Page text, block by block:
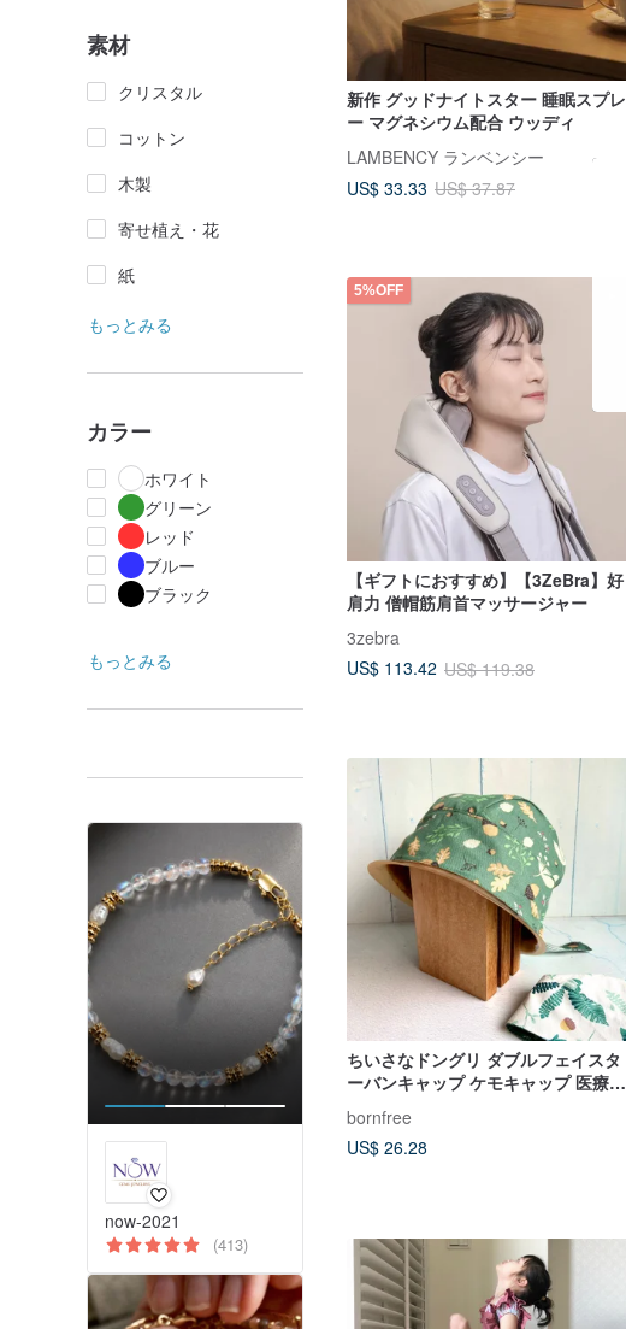
素材
クリスタル
コットン
木製
寄せ植え・花
紙
もっとみる
カラー
ホワイト
グリーン
レッド
ブルー
ブラック
もっとみる
now-2021
(413)
新作 グッドナイトスター 睡眠スプレ
ー マグネシウム配合 ウッディ
LAMBENCY ランベンシー
US$ 33.33 US$ 37.87
5%OFF
【ギフトにおすすめ】【3ZeBra】好
肩力 僧帽筋肩首マッサージャー
3zebra
US$ 113.42 US$ 119.38
ちいさなドングリ ダブルフェイスタ
ーバンキャップ ケモキャップ 医療用
帽子 料理帽子 作業帽子 ベーカリー
キャップ
bornfree
US$ 26.28